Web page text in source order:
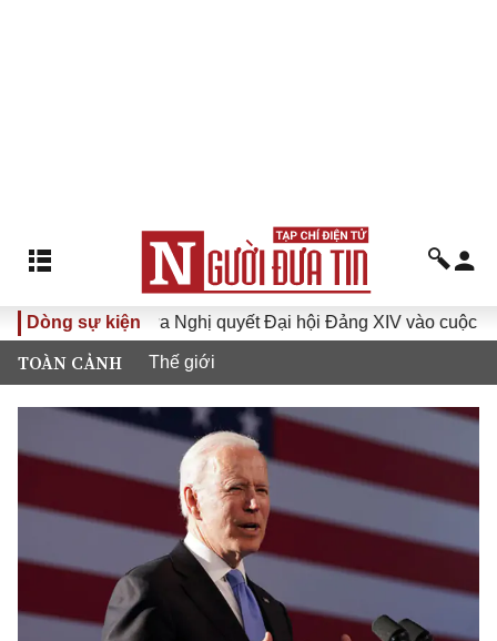
Dòng sự kiện
XVI Đưa Nghị quyết Đại hội Đảng XIV vào cuộc sống
TOÀN CẢNH Thế giới